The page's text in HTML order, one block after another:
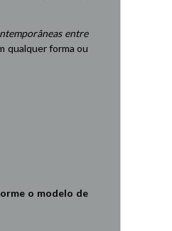
entre
qualquer forma ou
o modelo de